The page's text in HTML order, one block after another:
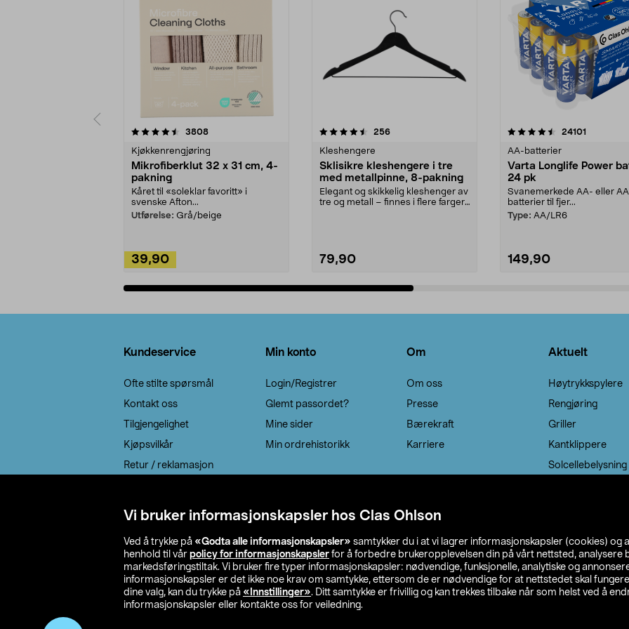
Vi bruker informasjonskapsler hos Clas Ohlson
Ved å trykke på «Godta alle informasjonskapsler» samtykker du i at vi lagrer informasjonskapsler (cookies) og
henhold til vår policy for informasjonskapsler for å forbedre brukeropplevelsen din på vårt nettsted, analysere
markedsføringstiltak. Vi bruker fire typer informasjonskapsler: nødvendige, funksjonelle, analytiske og
informasjonskapsler er det ikke noe krav om samtykke, ettersom de er nødvendige for at nettstedet skal
dine valg, kan du trykke på «Innstillinger». Ditt samtykke er frivillig og kan trekkes tilbake når som helst ved å
informasjonskapsler eller kontakte oss for veiledning.
3808anmeldelser
Kjøkkenrengjøring
Mikrofiberklut 32 x 31 cm, 4-
pakning
Kåret til «soleklar favoritt» i
svenske Afton...
Utførelse: Grå/beige
39,90
4.5av 5 stjerner 256anmeldelser
Kleshengere
Sklisikre kleshengere i tre
med metallpinne, 8-pakning
Elegant og skikkelig kleshenger av
tre og metall – finnes i flere farger.
79,90
4.5av 5 stjerner 24101
AA-batterier
Varta Longlife Power
24 pk
Svanemerkede AA- eller
batterier til fjer...
Type: AA/LR6
149,90
4.5av 5 stjerner
Kundeservice
Ofte stilte spørsmål
Kontakt oss
Tilgjengelighet
Kjøpsvilkår
Retur / reklamasjon
Min konto
Login/Registrer
Glemt passordet?
Mine sider
Min ordrehistorikk
Om
Om oss
Presse
Bærekraft
Karriere
Aktuelt
Høytrykkspylere
Rengjøring
Griller
Kantklippere
Solcellebelysning